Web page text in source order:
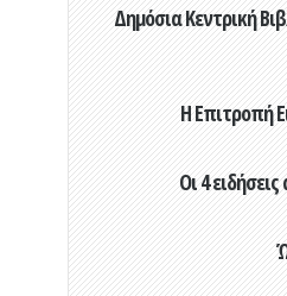
Δημόσια Κεντρική
Η Επιτροπή
Οι 4